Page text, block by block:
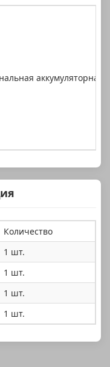
аккумуляторная
Количество
1 шт.
1 шт.
1 шт.
1 шт.